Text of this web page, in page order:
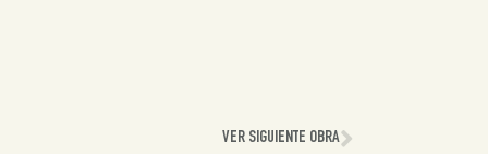
VER SIGUIENTE OBRA